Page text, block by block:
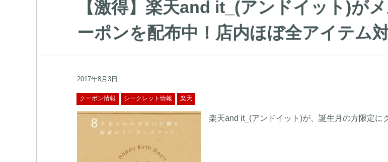
【激得】楽天and it_(アンドイット)が
ーポンを配布中！店内ほぼ全アイテム対
2017年8月3日
クーポン情報 シークレット情報 楽天
楽天and it_(アンドイット)が、誕生月の方限定に